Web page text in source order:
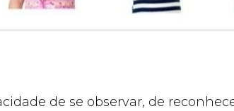
de se observar, de